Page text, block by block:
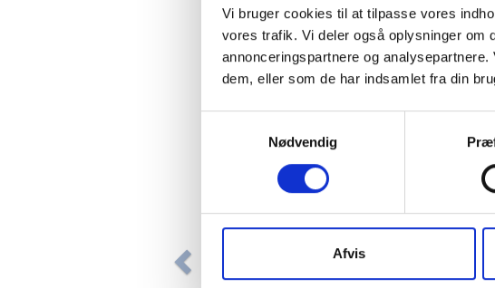
Vi bruger cookies til at tilpasse vores
vores trafik. Vi deler også oplysninger om
annonceringspartnere og
dem, eller som de har indsamlet fra din
Nødvendig
Afvis
Katrin system dispenser til